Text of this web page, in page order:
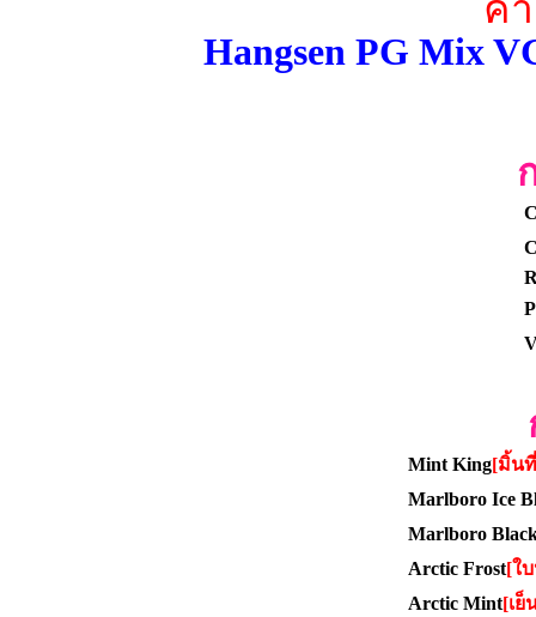
ค่
Hangsen PG Mix
Mint King[มิ้น
Marlboro Ice
Marlboro
Arctic Frost[ใ
Arctic Mint[เย็